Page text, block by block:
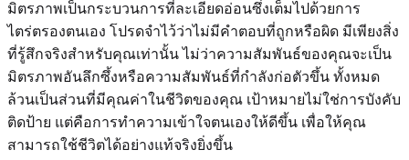
มิตรภาพเป็นกระบวนการที่ละเอียดอ่อนซึ่งเต็มไปด้วยการ
ไตร่ตรองตนเอง โปรดจำไว้ว่าไม่มีคำตอบที่ถูกหรือผิด มีเพียงสิ่ง
ที่รู้สึกจริงสำหรับคุณเท่านั้น ไม่ว่าความสัมพันธ์ของคุณจะเป็น
มิตรภาพอันลึกซึ้งหรือความสัมพันธ์ที่กำลังก่อตัวขึ้น ทั้งหมด
ล้วนเป็นส่วนที่มีคุณค่าในชีวิตของคุณ เป้าหมายไม่ใช่การบังคับ
ติดป้าย แต่คือการทำความเข้าใจตนเองให้ดีขึ้น เพื่อให้คุณ
สามารถใช้ชีวิตได้อย่างแท้จริงยิ่งขึ้น